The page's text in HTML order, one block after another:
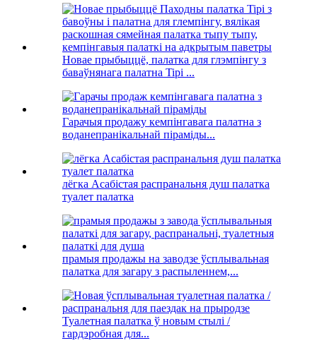
Новае прыбыццё, палатка для глэмпінгу з
баваўнянага палатна Tipi ...
Гарачыя продажу кемпінгавага палатна з
воданепранікальнай піраміды...
лёгка Асабістая распранальня душ палатка
туалет палатка
прамыя продажы на заводзе ўсплывальная
палатка для загару з распыленнем,...
Туалетная палатка ў новым стылі /
гардэробная для...